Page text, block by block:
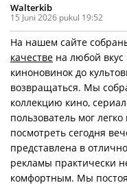
Walterkib
15 Juni 2026 pukul 19:52
На нашем сайте
качестве на любой
киноновинок до
возвращаться. Мы
коллекцию кино,
пользователь мог
посмотреть сегодня
представлена в
рекламы практически
комфортным. Мы